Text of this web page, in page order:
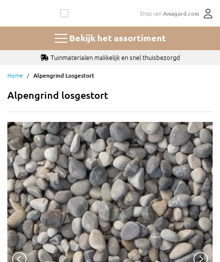
de
Shop vanAmagard.com
Bekijk het assortiment
Tuinmaterialen makkelijk en snel thuisbezorgd
Home Alpengrind Losgestort
Alpengrind losgestort